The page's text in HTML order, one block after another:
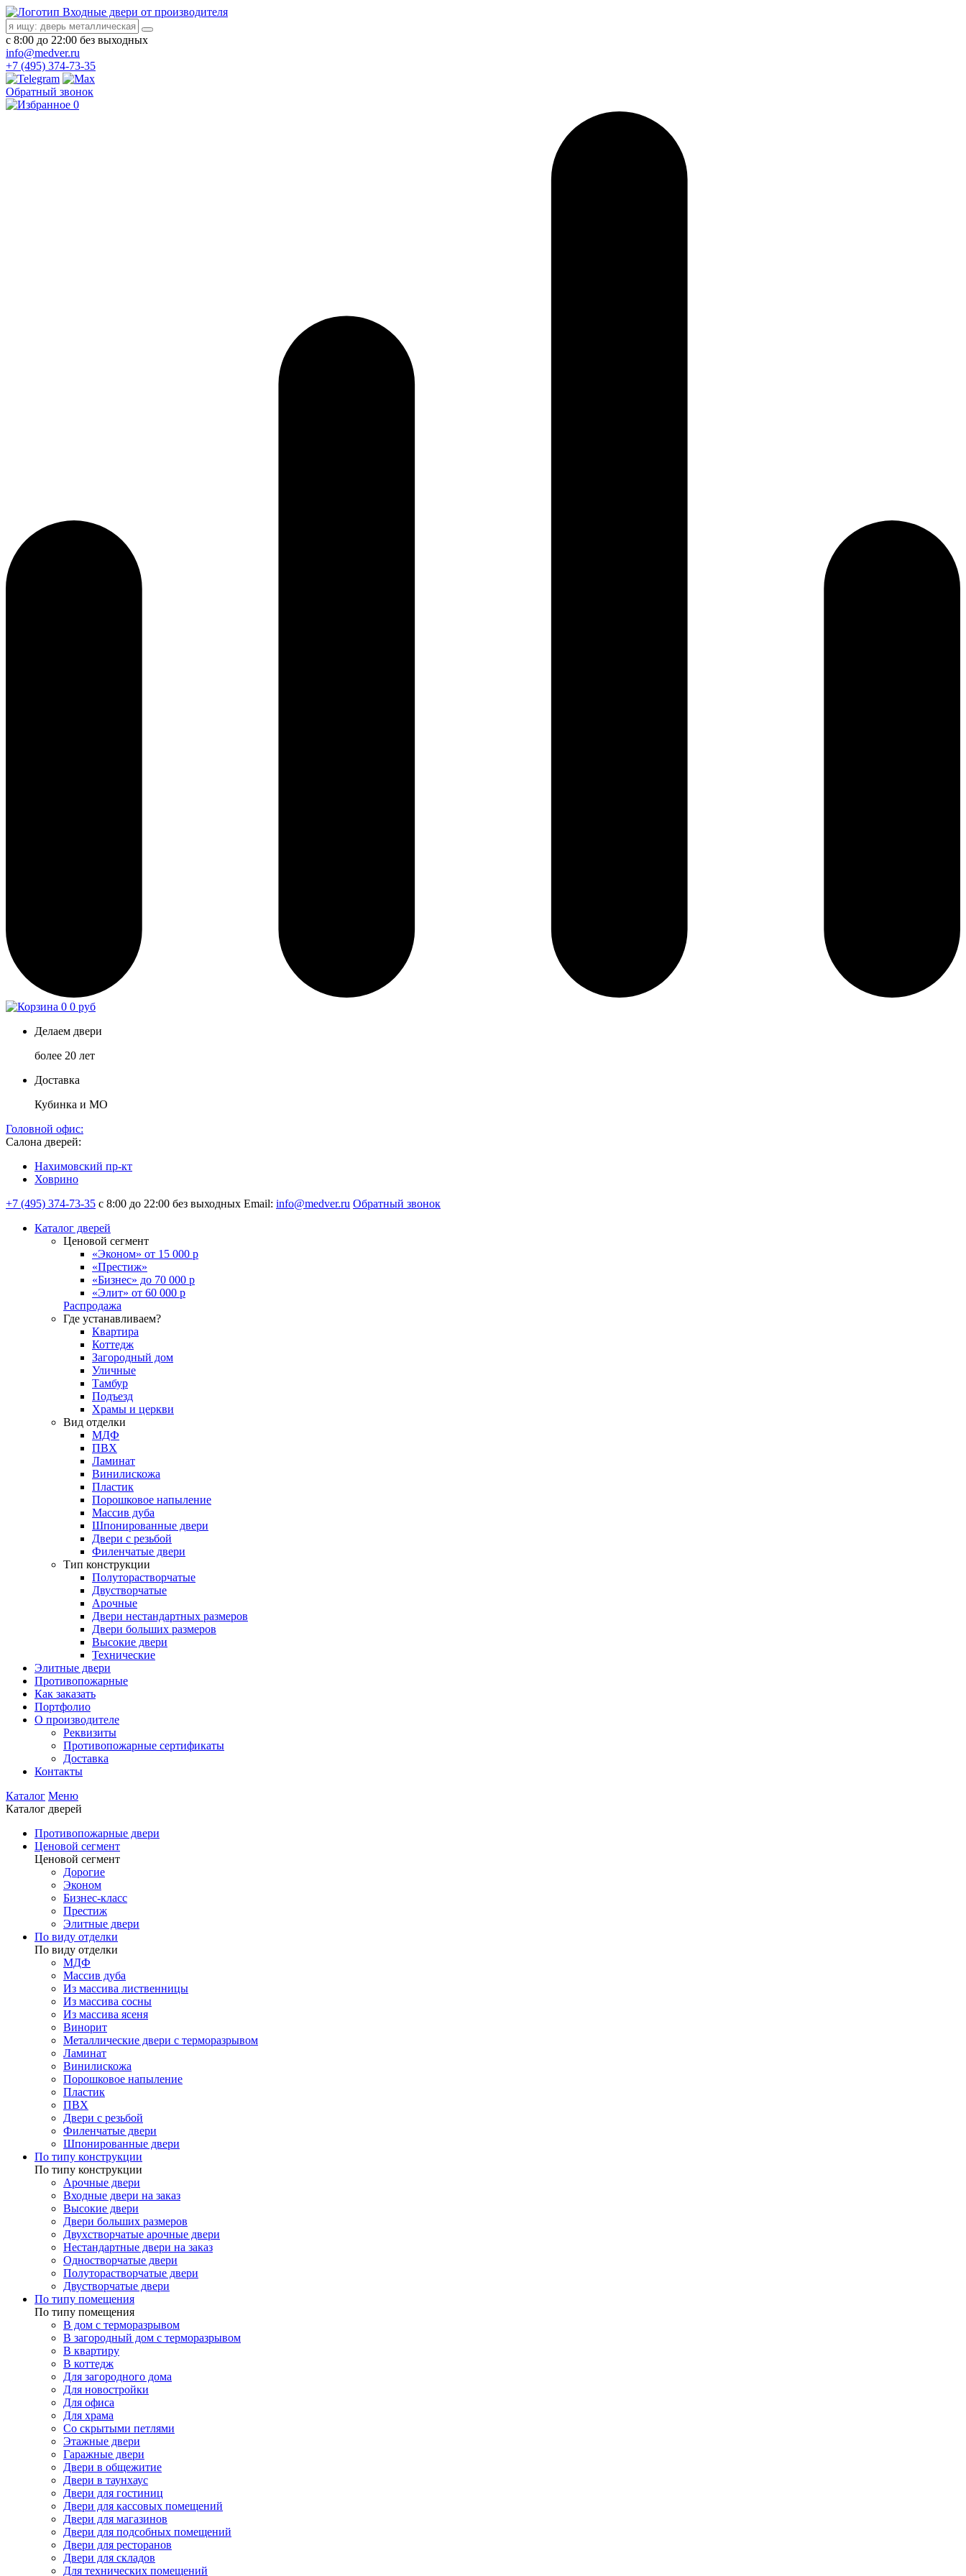
Входные двери от производителя
с 8:00 до 22:00 без выходных
info@medver.ru
+7 (495) 374-73-35
Обратный звонок
0
0 0 руб
Делаем двери
более 20 лет
Доставка
Кубинка и МО
Головной офис:
Салона дверей:
Нахимовский пр-кт
Ховрино
+7 (495) 374-73-35 с 8:00 до 22:00 без выходных Email: info@medver.ru Обратный звонок
Каталог дверей
Ценовой сегмент
«Эконом» от 15 000 р
«Престиж»
«Бизнес» до 70 000 р
«Элит» от 60 000 р
Распродажа
Где устанавливаем?
Квартира
Коттедж
Загородный дом
Уличные
Тамбур
Подъезд
Храмы и церкви
Вид отделки
МДФ
ПВХ
Ламинат
Винилискожа
Пластик
Порошковое напыление
Массив дуба
Шпонированные двери
Двери с резьбой
Филенчатые двери
Тип конструкции
Полуторастворчатые
Двустворчатые
Арочные
Двери нестандартных размеров
Двери больших размеров
Высокие двери
Технические
Элитные двери
Противопожарные
Как заказать
Портфолио
О производителе
Реквизиты
Противопожарные сертификаты
Доставка
Контакты
Каталог Меню
Каталог дверей
Противопожарные двери
Ценовой сегмент
Ценовой сегмент
Дорогие
Эконом
Бизнес-класс
Престиж
Элитные двери
По виду отделки
По виду отделки
МДФ
Массив дуба
Из массива лиственницы
Из массива сосны
Из массива ясеня
Винорит
Металлические двери с терморазрывом
Ламинат
Винилискожа
Порошковое напыление
Пластик
ПВХ
Двери с резьбой
Филенчатые двери
Шпонированные двери
По типу конструкции
По типу конструкции
Арочные двери
Входные двери на заказ
Высокие двери
Двери больших размеров
Двухстворчатые арочные двери
Нестандартные двери на заказ
Одностворчатые двери
Полуторастворчатые двери
Двустворчатые двери
По типу помещения
По типу помещения
В дом с терморазрывом
В загородный дом с терморазрывом
В квартиру
В коттедж
Для загородного дома
Для новостройки
Для офиса
Для храма
Со скрытыми петлями
Этажные двери
Гаражные двери
Двери в общежитие
Двери в таунхаус
Двери для гостиниц
Двери для кассовых помещений
Двери для магазинов
Двери для подсобных помещений
Двери для ресторанов
Двери для складов
Для технических помещений